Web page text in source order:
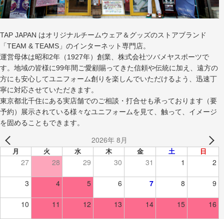
TAP JAPAN はオリジナルチームウェア＆グッズのストアブランド
「TEAM & TEAMS」のインターネット専門店。
運営母体は昭和2年（1927年）創業、株式会社ツバメヤスポーツで
す。地域の皆様に99年間ご愛顧賜ってきた信頼や伝統に加え、遠方の
方にも安心してユニフォーム創りを楽しんでいただけるよう、迅速丁
寧に対応させていただきます。
東京都北千住にある実店舗でのご相談・打合せも承っております（要
予約）展示されている様々なユニフォームを見て、触って、イメージ
を固めることもできます。
2026年 8月
月 火 水 木 金 土 日
27 28 29 30 31 1 2
3 4 5 6 7 8 9
10 11 12 13 14 15 16